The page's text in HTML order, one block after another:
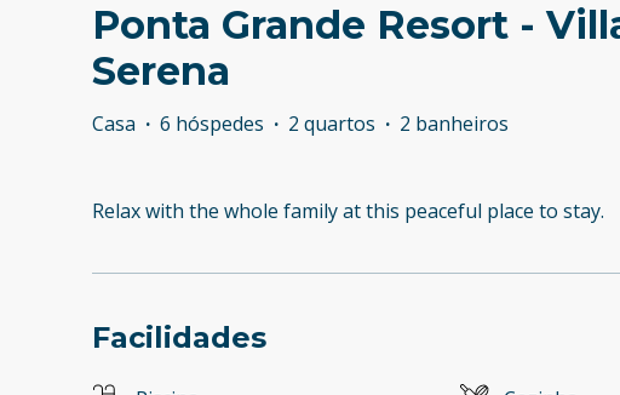
Ponta Grande Resort -
Serena
Casa · 6 hóspedes · 2 quartos · 2 banheiros
Relax with the whole family at this peaceful place to stay.
Facilidades